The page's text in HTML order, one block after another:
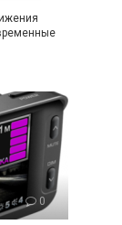
0